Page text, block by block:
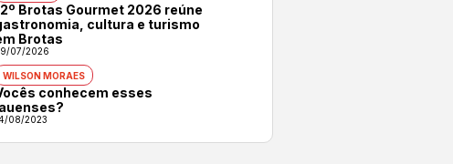
Brotas Gourmet 2026 reúne
cultura e turismo
Brotas
07/2026
WILSON MORAES
conhecem esses
08/2023